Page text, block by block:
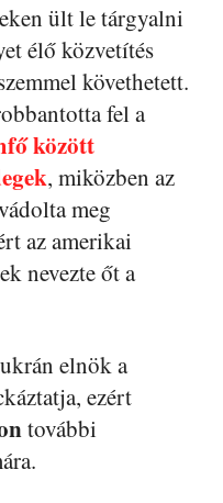
ült le tárgyalni
élő közvetítés
követhetett.
fel a
között
, miközben az
meg
az amerikai
nevezte őt a
elnök a
ezért
további